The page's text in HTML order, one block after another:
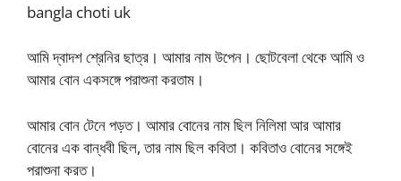
bangla choti uk
আমি দ্বাদশ শ্রেনির ছাত্র। আমার নাম উপেন। ছোটবেলা থেকে আমি ও
আমার বোন একসঙ্গে পরাশুনা করতাম।
আমার বোন টেনে পড়ত। আমার বোনের নাম ছিল নিলিমা আর আমার
বোনের এক বান্ধবী ছিল, তার নাম ছিল কবিতা। কবিতাও বোনের সঙ্গেই
পরাশুনা করত।